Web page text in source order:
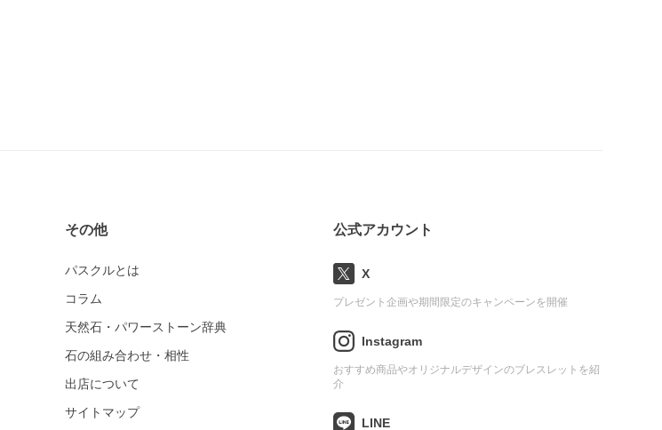
その他
パスクルとは
コラム
天然石・パワーストーン辞典
石の組み合わせ・相性
出店について
サイトマップ
公式アカウント
X
プレゼント企画や期間限定のキャンペーンを開催
Instagram
おすすめ商品やオリジナルデザインのブレスレットを紹
介
LINE